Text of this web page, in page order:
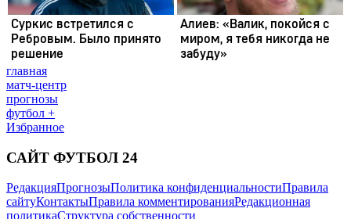
главная
матч-центр
прогнозы
футбол +
Избранное
САЙТ ФУТБОЛ 24
РедакцияПрогнозыПолитика конфиденциальностиПравила
сайтуКонтактыПравила комментированияРедакционная
политикаСтруктура собственности